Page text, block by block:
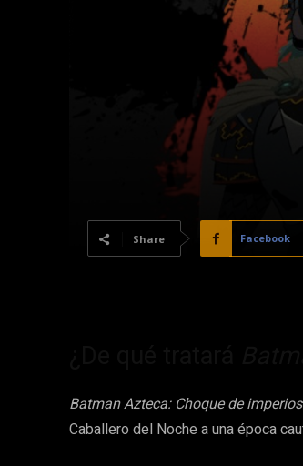
Share Facebook
Batman Azteca: Choque de imperios
Caballero del Noche a una época